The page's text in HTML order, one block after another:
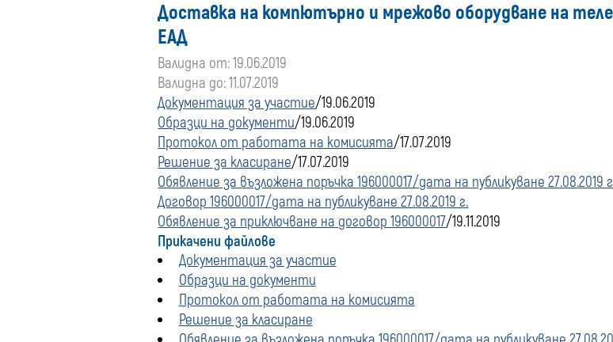
преди
г.
Доставка на компютърно и мрежово оборудване на
ЕАД
Валидна от: 19.06.2019
Валидна до: 11.07.2019
Документация за участие/19.06.2019
Образци на документи/19.06.2019
Протокол от работата на комисията/17.07.2019
Решение за класиране/17.07.2019
Обявление за възложена поръчка 196000017/дата на публикуване 27.08.2019
Договор 196000017/дата на публикуване 27.08.2019 г.
Обявление за приключване на договор 196000017/19.11.2019
Прикачени файлове
Документация за участие
Образци на документи
Протокол от работата на комисията
Решение за класиране